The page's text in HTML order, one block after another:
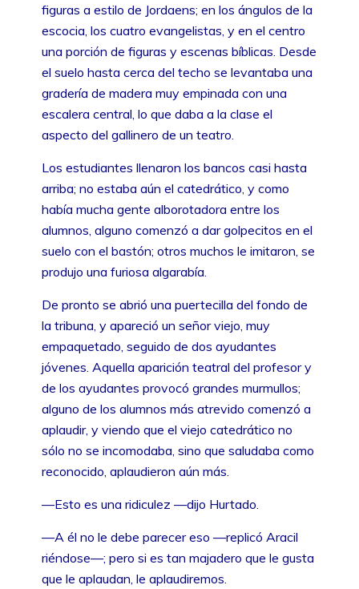
figuras a estilo de Jordaens; en los ángulos de la
escocia, los cuatro evangelistas, y en el centro
una porción de figuras y escenas bíblicas. Desde
el suelo hasta cerca del techo se levantaba una
gradería de madera muy empinada con una
escalera central, lo que daba a la clase el
aspecto del gallinero de un teatro.
Los estudiantes llenaron los bancos casi hasta
arriba; no estaba aún el catedrático, y como
había mucha gente alborotadora entre los
alumnos, alguno comenzó a dar golpecitos en el
suelo con el bastón; otros muchos le imitaron, se
produjo una furiosa algarabía.
De pronto se abrió una puertecilla del fondo de
la tribuna, y apareció un señor viejo, muy
empaquetado, seguido de dos ayudantes
jóvenes. Aquella aparición teatral del profesor y
de los ayudantes provocó grandes murmullos;
alguno de los alumnos más atrevido comenzó a
aplaudir, y viendo que el viejo catedrático no
sólo no se incomodaba, sino que saludaba como
reconocido, aplaudieron aún más.
—Esto es una ridiculez —dijo Hurtado.
—A él no le debe parecer eso —replicó Aracil
riéndose—; pero si es tan majadero que le gusta
que le aplaudan, le aplaudiremos.